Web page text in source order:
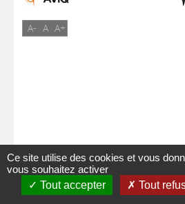
A- A A+
Ce site utilise des cookies et vous
vous souhaitez activer
Tout accepter
Tout